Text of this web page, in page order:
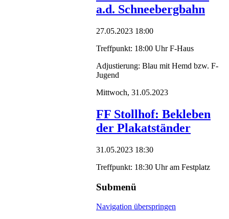
a.d. Schneebergbahn
27.05.2023 18:00
Treffpunkt: 18:00 Uhr F-Haus
Adjustierung: Blau mit Hemd bzw. F-
Jugend
Mittwoch, 31.05.2023
FF Stollhof: Bekleben
der Plakatständer
31.05.2023 18:30
Treffpunkt: 18:30 Uhr am Festplatz
Submenü
Navigation überspringen